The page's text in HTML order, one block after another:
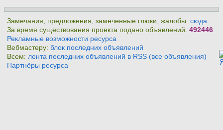
Замечания, предложения, замеченные глюки, жалобы:сюда
За время существования проекта подано объявлений:492446
Рекламные возможности ресурса
Вебмастеру:блок последних объявлений
Всем: лента последних объявлений в RSS (все объявления)
Партнёры ресурса